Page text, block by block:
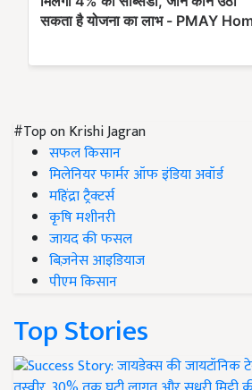
#Top on Krishi Jagran
सफल किसान
मिलेनियर फार्मर ऑफ इंडिया अवॉर्ड
महिंद्रा ट्रैक्टर्स
कृषि मशीनरी
जायद की फसल
बिज़नेस आइडियाज
पीएम किसान
Top Stories